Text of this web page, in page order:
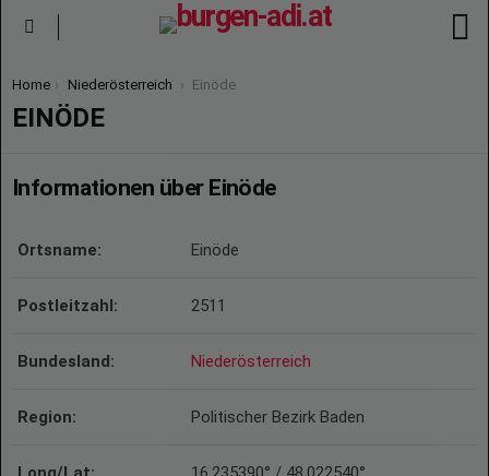
You are here:
Home Niederösterreich Einöde
EINÖDE
Informationen über Einöde
Ortsname: Einöde
Postleitzahl: 2511
Bundesland: Niederösterreich
Region: Politischer Bezirk Baden